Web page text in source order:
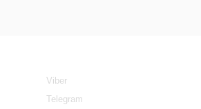
Viber
Telegram